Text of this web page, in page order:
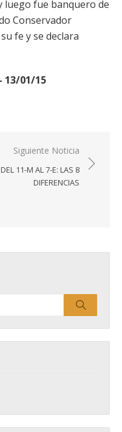
luego fue banquero de
Conservador
fe y se declara
13/01/15
Siguiente Noticia
DEL 11-M AL 7-E: LAS 8
DIFERENCIAS